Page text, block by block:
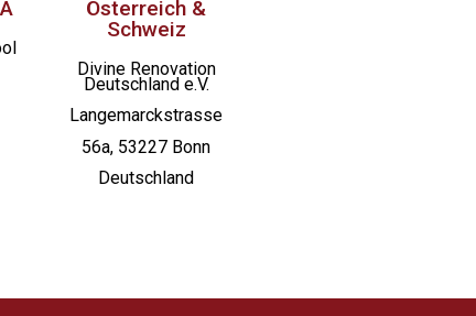
Österreich &
Schweiz
Divine Renovation
Deutschland e.V.
Langemarckstrasse
56a, 53227 Bonn
Deutschland